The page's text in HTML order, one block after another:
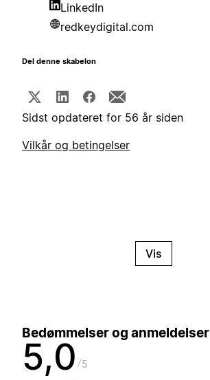
LinkedIn
redkeydigital.com
Del denne skabelon
Sidst opdateret for 56 år siden
Vilkår og betingelser
Vis
Bedømmelser og anmeldelser
5,0 5